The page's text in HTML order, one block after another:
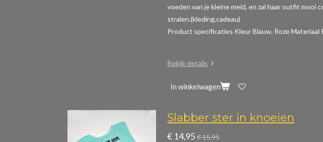
voeden van je kleine meid, en zal haar outfit mooi
stralen.(kleding,cadeau)
Product specificaties Kleur Blauw, Roze
Bekijk details
In winkelwagen
Slabber ster in knoeien
€ 14,95 € 15,95